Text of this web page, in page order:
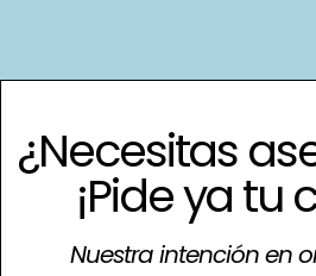
¿Necesitas
¡Pide ya
Nuestra intención en